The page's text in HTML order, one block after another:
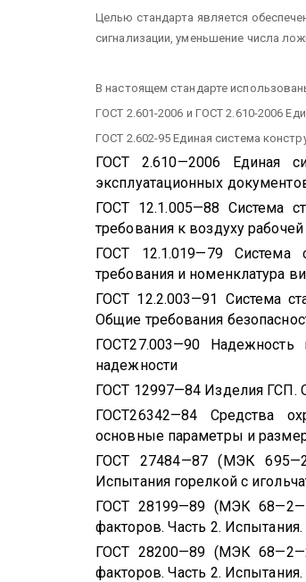
Целью стандарта является
сигнализации, уменьшение числа
В настоящем стандарте
ГОСТ 2.601-2006 и ГОСТ 2.610-2006
ГОСТ 2.602-95 Единая система
ГОСТ 2.610—2006 Единая
эксплуатационных
ГОСТ 12.1.005—88 Система
требования к воздуху
ГОСТ 12.1.019—79 Система
требования и номенклатура
ГОСТ 12.2.003—91 Система
Общие требования
ГОСТ27.003—90
надежности
ГОСТ 12997—84 Изделия ГСП.
ГОСТ26342—84 Средства
основные параметры и
ГОСТ 27484—87 (МЭК
Испытания горелкой с
ГОСТ 28199—89 (МЭК
факторов. Часть 2.
ГОСТ 28200—89 (МЭК
факторов. Часть 2.